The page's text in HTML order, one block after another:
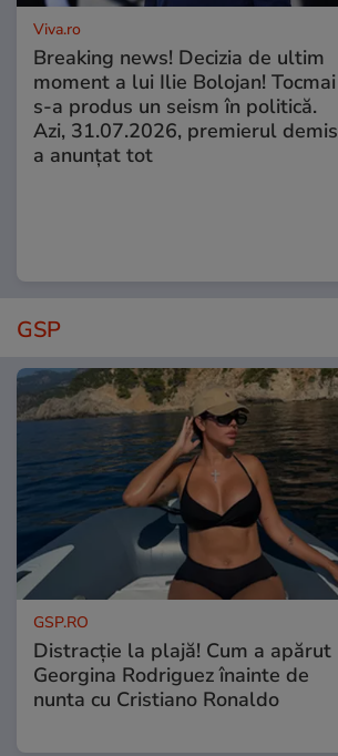
Viva.ro
Breaking news! Decizia de ultim
moment a lui Ilie Bolojan! Tocmai
s-a produs un seism în politică.
Azi, 31.07.2026, premierul demis
a anunțat tot
GSP
GSP.RO
Distracție la plajă! Cum a apărut
Georgina Rodriguez înainte de
nunta cu Cristiano Ronaldo